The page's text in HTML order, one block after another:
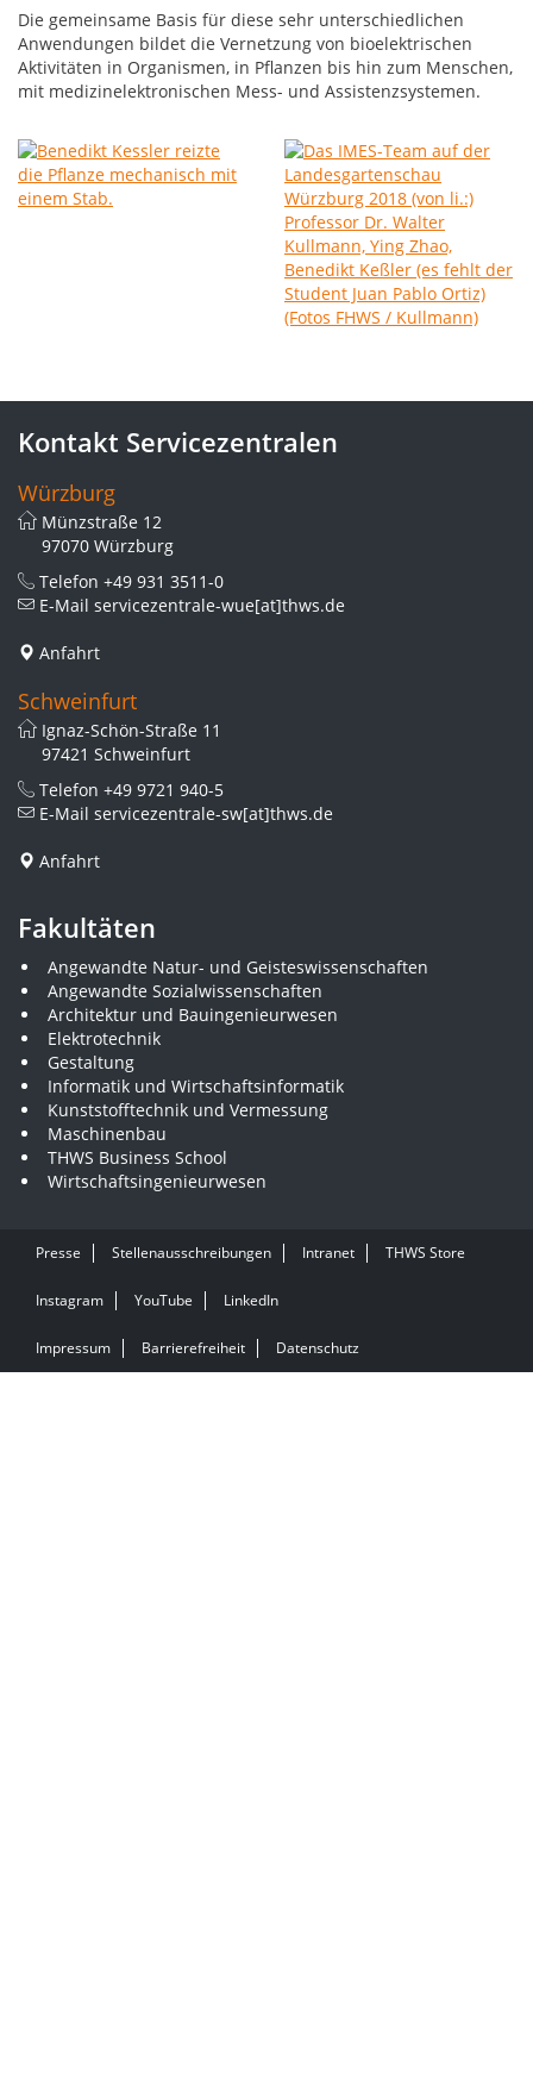
Die gemeinsame Basis für diese sehr unterschiedlichen
Anwendungen bildet die Vernetzung von bioelektrischen
Aktivitäten in Organismen, in Pflanzen bis hin zum Menschen,
mit medizinelektronischen Mess- und Assistenzsystemen.
Kontakt Servicezentralen
Würzburg
Münzstraße 12
97070 Würzburg
Telefon +49 931 3511-0
E-Mail servicezentrale-wue[at]thws.de
Anfahrt
Schweinfurt
Ignaz-Schön-Straße 11
97421 Schweinfurt
Telefon +49 9721 940-5
E-Mail servicezentrale-sw[at]thws.de
Anfahrt
Fakultäten
Angewandte Natur- und Geisteswissenschaften
Angewandte Sozialwissenschaften
Architektur und Bauingenieurwesen
Elektrotechnik
Gestaltung
Informatik und Wirtschaftsinformatik
Kunststofftechnik und Vermessung
Maschinenbau
THWS Business School
Wirtschaftsingenieurwesen
Presse Stellenausschreibungen Intranet THWS Store
Instagram YouTube LinkedIn
Impressum Barrierefreiheit Datenschutz